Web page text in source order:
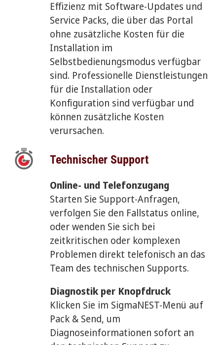
Effizienz mit Software-Updates und
Service Packs, die über das Portal
ohne zusätzliche Kosten für die
Installation im
Selbstbedienungsmodus verfügbar
sind. Professionelle Dienstleistungen
für die Installation oder
Konfiguration sind verfügbar und
können zusätzliche Kosten
verursachen.
Technischer Support
Online- und Telefonzugang
Starten Sie Support-Anfragen,
verfolgen Sie den Fallstatus online,
oder wenden Sie sich bei
zeitkritischen oder komplexen
Problemen direkt telefonisch an das
Team des technischen Supports.
Diagnostik per Knopfdruck
Klicken Sie im SigmaNEST-Menü auf
Pack & Send, um
Diagnoseinformationen sofort an